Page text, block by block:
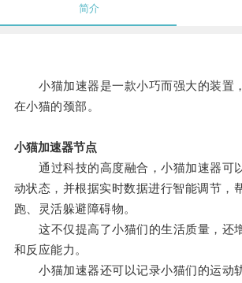
简介
小猫加速器是一款小巧而强大的装置
在小猫的颈部。
小猫加速器节点
通过科技的高度融合，小猫加速器可
动状态，并根据实时数据进行智能调节，
跑、灵活躲避障碍物。
这不仅提高了小猫们的生活质量，还
和反应能力。
小猫加速器还可以记录小猫们的运动